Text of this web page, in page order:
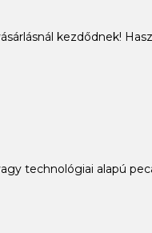
kezdődnek!
technológiai alapú